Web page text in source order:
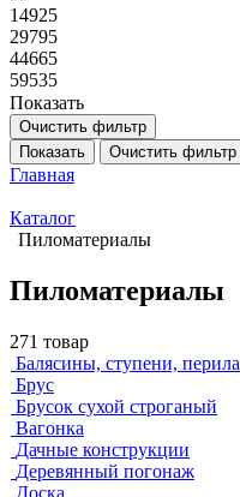
14925
29795
44665
59535
Показать
Очистить фильтр
Показать
Очистить фильтр
Главная
Каталог
Пиломатериалы
Пиломатериалы
271 товар
Балясины, ступени, перила
Брус
Брусок сухой строганый
Вагонка
Дачные конструкции
Деревянный погонаж
Доска